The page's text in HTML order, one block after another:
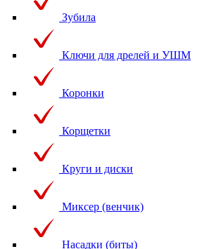
Зубила
Ключи для дрелей и УШМ
Коронки
Корщетки
Круги и диски
Миксер (венчик)
Насадки (биты)